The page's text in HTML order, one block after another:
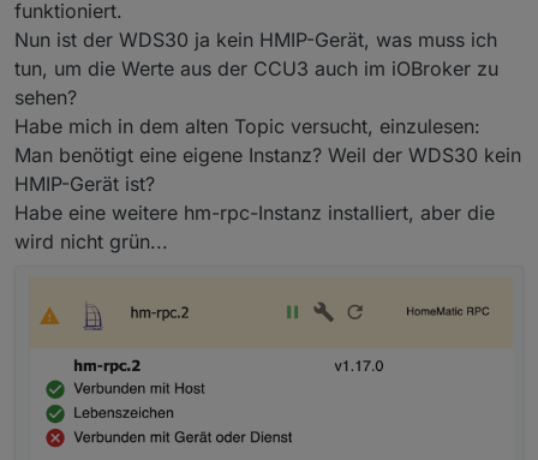
funktioniert.
Nun ist der WDS30 ja kein HMIP-Gerät, was muss ich
tun, um die Werte aus der CCU3 auch im iOBroker zu
sehen?
Habe mich in dem alten Topic versucht, einzulesen:
Man benötigt eine eigene Instanz? Weil der WDS30 kein
HMIP-Gerät ist?
Habe eine weitere hm-rpc-Instanz installiert, aber die
wird nicht grün...